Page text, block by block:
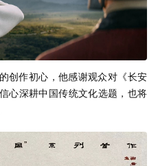
创作初心，他感谢观众对《长安
心深耕中国传统文化选题，也将